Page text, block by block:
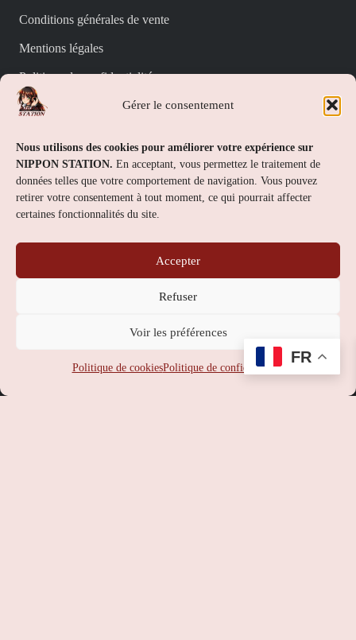
Gérer le consentement
Nous utilisons des cookies pour améliorer votre expérience sur
NIPPON STATION. En acceptant, vous permettez le traitement de
données telles que votre comportement de navigation. Vous pouvez
retirer votre consentement à tout moment, ce qui pourrait affecter
certaines fonctionnalités du site.
Accepter
Refuser
Voir les préférences
Politique de cookiesPolitique de confidentialité
Conditions générales de vente
Mentions légales
Politique de confidentialité
Politique de cookies (UE)
Nippon Station
À propos
Contact
service-client@nipponstation.fr
FR